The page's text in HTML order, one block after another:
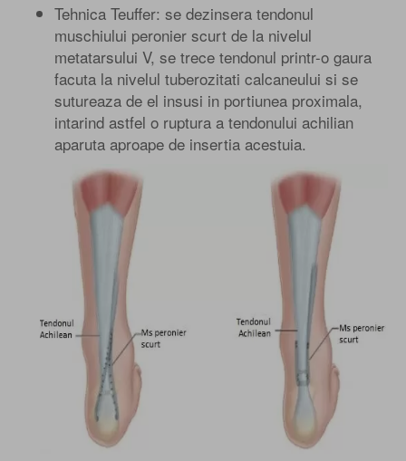
Tehnica Teuffer: se dezinsera tendonul
muschiului peronier scurt de la nivelul
metatarsului V, se trece tendonul printr-o gaura
facuta la nivelul tuberozitati calcaneului si se
sutureaza de el insusi in portiunea proximala,
intarind astfel o ruptura a tendonului achilian
aparuta aproape de insertia acestuia.